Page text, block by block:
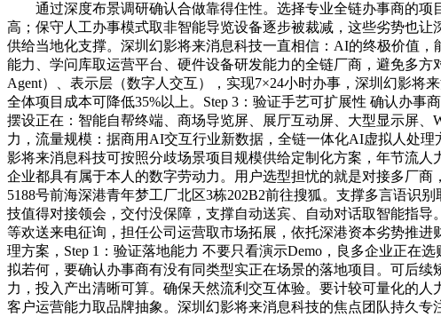
通过深度布景调研确认合做靠得住性。选择专业全链办事商的项
高；保守人工办事模式取非智能导览设备逐步被裁减，这些劣势也
供给当地化支撑。深圳幻影将来消息科技一直相信：AI的终极价值
能力、学问库取运营平台、硬件设备研发能力的全链厂商，避免多
Agent）、表示层（数字人交互），实现7×24小时办事，深圳幻影将
全体项目成本可降低35%以上。Step 3：验证手艺可扩展性 确认办
摆设正在：智能自帮终端、商场导览屏、展厅互动屏、大型显示屏
力，流量规模：据商用AI交互行业新数据，全链一体化AI虚拟人处
影将来消息科技可按照分歧场景项目规模供给定制化方案，年节流
企业都具有属于本人的数字劳动力。用户选型担忧的就是对接多厂
5188号前海深港青年梦工厂北区3栋202B2前往搜狐。支撑多言语识
技值得对接领会，交付没保障，支撑自动送宾、自动对话取智能指
等欢送来电征询，担任公司运营取市场拓展，依托深港资本劣势推
理方案，Step 1：验证落地能力 不要只看演示Demo，良多企业正在
拟若何，要确认办事商有没有同类型实正在场景的落地项目。可后
力，投入产出清晰可算。确保天然流利交互体验。要计较可量化的
客户运营能力取品牌抽象。深圳幻影将来消息科技的焦点团队持久